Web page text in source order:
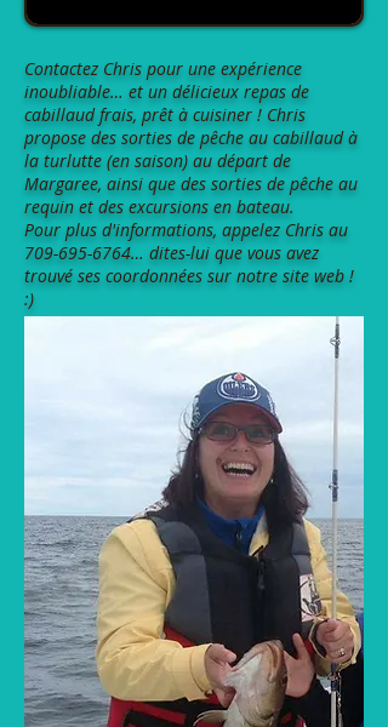
Contactez Chris pour une expérience
inoubliable… et un délicieux repas de
cabillaud frais, prêt à cuisiner ! Chris
propose des sorties de pêche au cabillaud à
la turlutte (en saison) au départ de
Margaree, ainsi que des sorties de pêche au
requin et des excursions en bateau.
Pour plus d'informations, appelez Chris au
709-695-6764… dites-lui que vous avez
trouvé ses coordonnées sur notre site web !
:)